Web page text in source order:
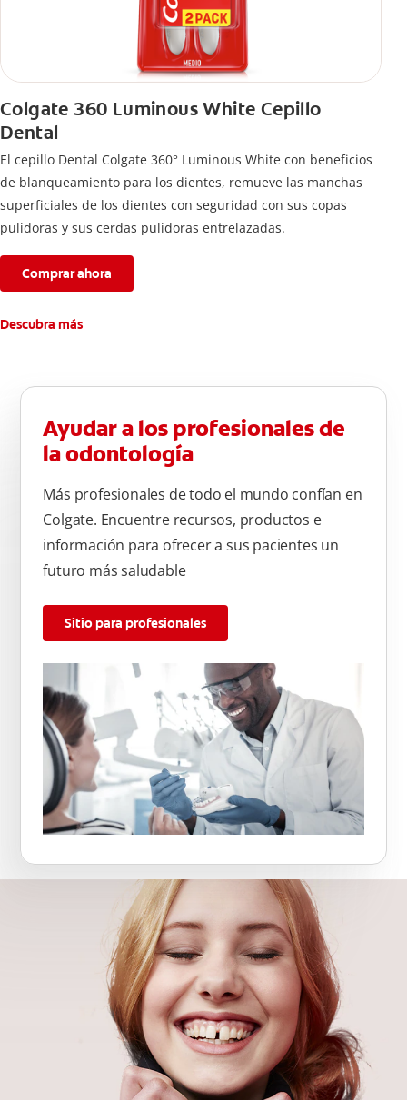
Colgate 360 Luminous White Cepillo
Dental
El cepillo Dental Colgate 360° Luminous White con beneficios
de blanqueamiento para los dientes, remueve las manchas
superficiales de los dientes con seguridad con sus copas
pulidoras y sus cerdas pulidoras entrelazadas.
Comprar ahora
Descubra más
Ayudar a los profesionales de
la odontología
Más profesionales de todo el mundo confían en
Colgate. Encuentre recursos, productos e
información para ofrecer a sus pacientes un
futuro más saludable
Sitio para profesionales